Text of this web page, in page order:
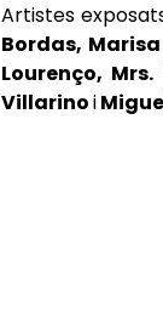
Artistes
Bordas,
Lourenço,
Villarinoi